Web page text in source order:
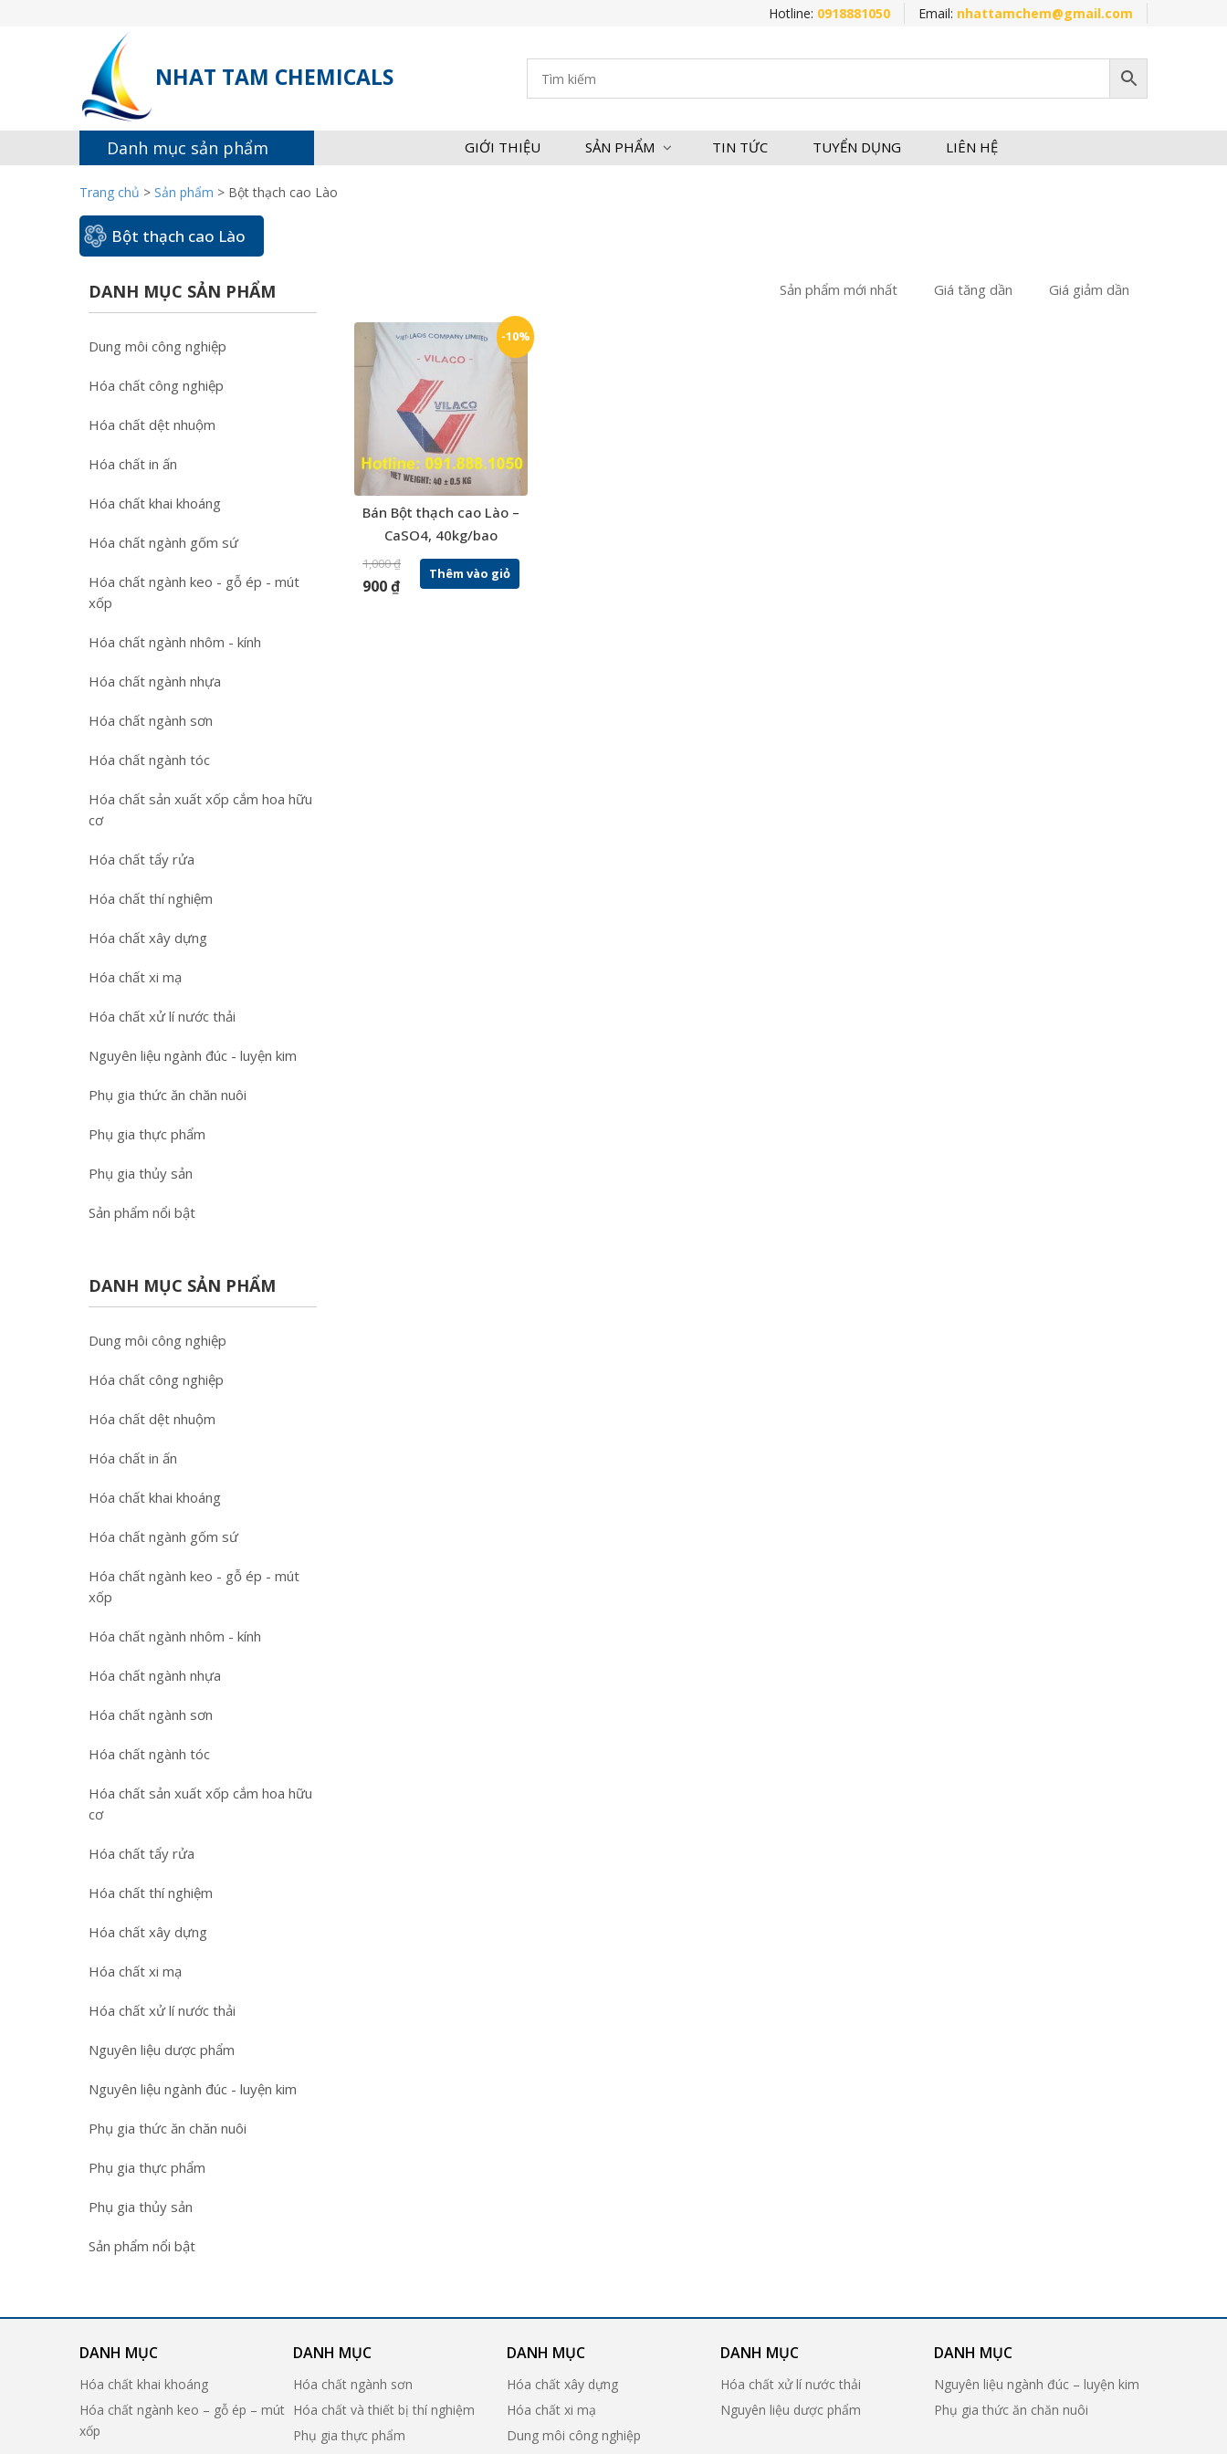
Hotline: 0918881050 Email: nhattamchem@gmail.com
NHAT TAM CHEMICALS
Danh mục sản phẩm GIỚI THIỆU SẢN PHẨM TIN TỨC TUYỂN DỤNG LIÊN HỆ
Trang chủ > Sản phẩm > Bột thạch cao Lào
Bột thạch cao Lào
Sản phẩm mới nhất Giá tăng dần Giá giảm dần
-10%
Bán Bột thạch cao Lào –
CaSO4, 40kg/bao
1,000₫
900₫
Thêm vào giỏ
DANH MỤC SẢN PHẨM
Dung môi công nghiệp
Hóa chất công nghiệp
Hóa chất dệt nhuộm
Hóa chất in ấn
Hóa chất khai khoáng
Hóa chất ngành gốm sứ
Hóa chất ngành keo - gỗ ép - mút
xốp
Hóa chất ngành nhôm - kính
Hóa chất ngành nhựa
Hóa chất ngành sơn
Hóa chất ngành tóc
Hóa chất sản xuất xốp cắm hoa hữu
cơ
Hóa chất tẩy rửa
Hóa chất thí nghiệm
Hóa chất xây dựng
Hóa chất xi mạ
Hóa chất xử lí nước thải
Nguyên liệu ngành đúc - luyện kim
Phụ gia thức ăn chăn nuôi
Phụ gia thực phẩm
Phụ gia thủy sản
Sản phẩm nổi bật
DANH MỤC SẢN PHẨM
Dung môi công nghiệp
Hóa chất công nghiệp
Hóa chất dệt nhuộm
Hóa chất in ấn
Hóa chất khai khoáng
Hóa chất ngành gốm sứ
Hóa chất ngành keo - gỗ ép - mút
xốp
Hóa chất ngành nhôm - kính
Hóa chất ngành nhựa
Hóa chất ngành sơn
Hóa chất ngành tóc
Hóa chất sản xuất xốp cắm hoa hữu
cơ
Hóa chất tẩy rửa
Hóa chất thí nghiệm
Hóa chất xây dựng
Hóa chất xi mạ
Hóa chất xử lí nước thải
Nguyên liệu dược phẩm
Nguyên liệu ngành đúc - luyện kim
Phụ gia thức ăn chăn nuôi
Phụ gia thực phẩm
Phụ gia thủy sản
Sản phẩm nổi bật
DANH MỤC
Hóa chất khai khoáng
Hóa chất ngành keo – gỗ ép – mút
xốp
DANH MỤC
Hóa chất ngành sơn
Hóa chất và thiết bị thí nghiệm
Phụ gia thực phẩm
DANH MỤC
Hóa chất xây dựng
Hóa chất xi mạ
Dung môi công nghiệp
DANH MỤC
Hóa chất xử lí nước thải
Nguyên liệu dược phẩm
DANH MỤC
Nguyên liệu ngành đúc – luyện kim
Phụ gia thức ăn chăn nuôi